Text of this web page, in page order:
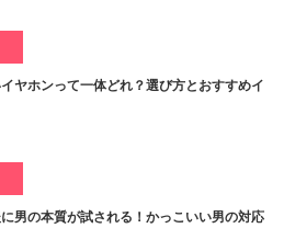
ヤホンって一体どれ？選び方とおすすめイ
男の本質が試される！かっこいい男の対応